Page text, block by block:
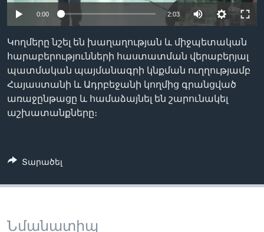
0:00 2:03
Կողմերը նշել են խաղաղության և միջպետական
հարաբերությունների հաստատման վերաբերյալ
պատմական պայմանագրի կնքման ուղղությամբ
Հայաստանի և Ադրբեջանի կողմից գրանցված
առաջընթացը և համաձայնել են շարունակել
աշխատանքները։
Տարածել
Նմանատիպ